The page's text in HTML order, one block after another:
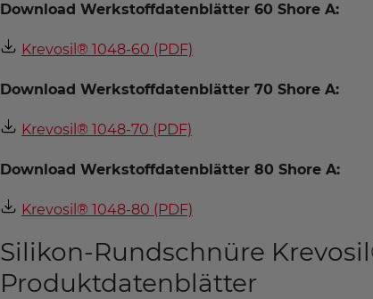
Download Werkstoffdatenblätter 60 Shore A:
Krevosil® 1048-60 (PDF)
Download Werkstoffdatenblätter 70 Shore A:
Krevosil® 1048-70 (PDF)
Download Werkstoffdatenblätter 80 Shore A:
Krevosil® 1048-80 (PDF)
Silikon-Rundschnüre
Produktdatenblätter